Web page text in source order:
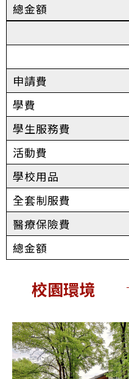
總金額
申請費
學費
學生服務費
活動費
學校用品
全套制服費
醫療保險費
總金額
校園環境